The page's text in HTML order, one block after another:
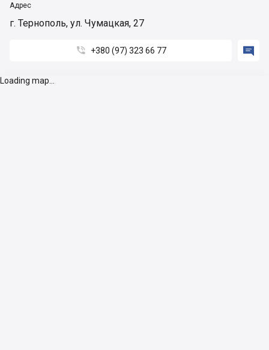
Адрес
г. Тернополь, ул. Чумацкая, 27
 +380 (97) 323 66 77 
Loading map...